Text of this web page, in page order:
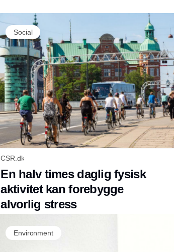
virksomhederne længere op i
affaldshierarkiet.
Social
CSR.dk
En halv times daglig fysisk
aktivitet kan forebygge
alvorlig stress
Environment